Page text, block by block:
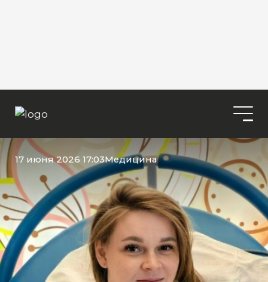
17 июня 2026 17:03Медицина